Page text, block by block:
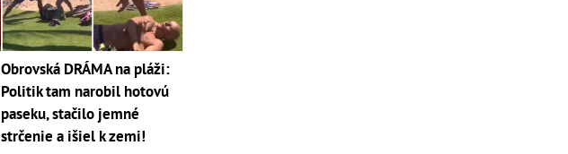
Obrovská DRÁMA na pláži:
Politik tam narobil hotovú
paseku, stačilo jemné
strčenie a išiel k zemi!